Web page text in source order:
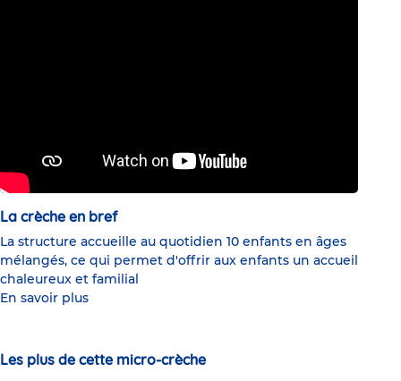
La crèche en bref
La structure accueille au quotidien 10 enfants en âges
mélangés, ce qui permet d'offrir aux enfants un accueil
chaleureux et familial
En savoir plus
Les plus de cette micro-crèche